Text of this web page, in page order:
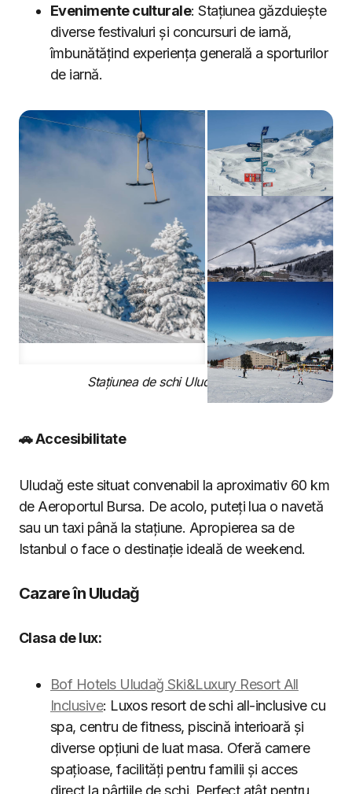
Evenimente culturale: Stațiunea găzduiește
diverse festivaluri și concursuri de iarnă,
îmbunătățind experiența generală a sporturilor
de iarnă.
Stațiunea de schi Uludağ, Turcia
🚗 Accesibilitate
Uludağ este situat convenabil la aproximativ 60 km
de Aeroportul Bursa. De acolo, puteți lua o navetă
sau un taxi până la stațiune. Apropierea sa de
Istanbul o face o destinație ideală de weekend.
Cazare în Uludağ
Clasa de lux:
Bof Hotels Uludağ Ski&Luxury Resort All
Inclusive: Luxos resort de schi all-inclusive cu
spa, centru de fitness, piscină interioară și
diverse opțiuni de luat masa. Oferă camere
spațioase, facilități pentru familii și acces
direct la pârtiile de schi. Perfect atât pentru